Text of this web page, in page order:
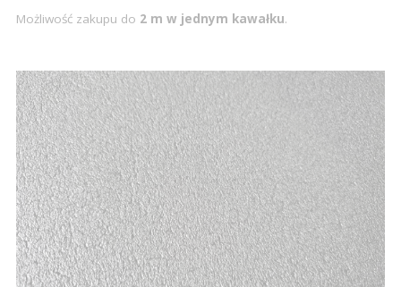
Możliwość zakupu do 2 m w jednym kawałku.